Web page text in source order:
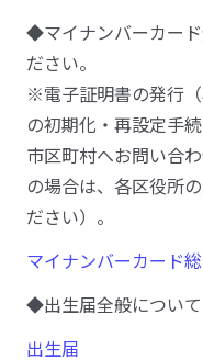
◆マイナンバーカー
ださい。
※電子証明書の発行
の初期化・再設定手
市区町村へお問い合
の場合は、各区役所
ださい）。
マイナンバーカード
◆出生届全般について
出生届